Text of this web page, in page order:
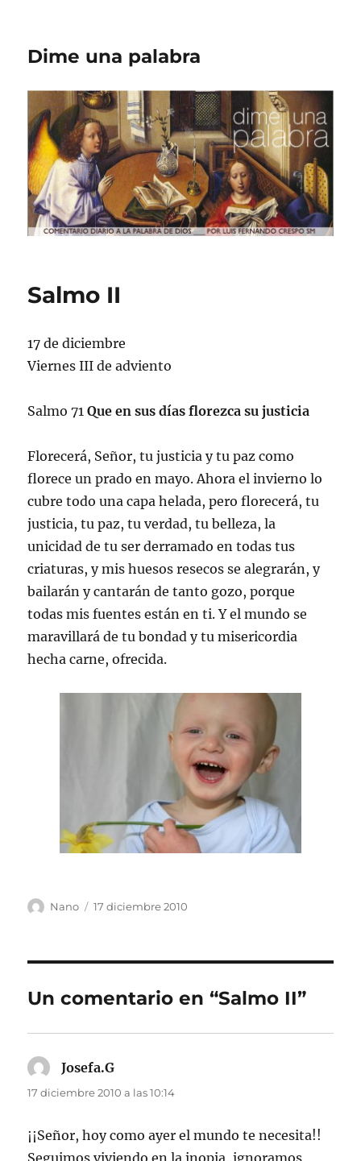
Dime una palabra
Salmo II
17 de diciembre
Viernes III de adviento
Salmo 71Que en sus días florezca su justicia
Florecerá, Señor, tu justicia y tu paz como
florece un prado en mayo. Ahora el invierno lo
cubre todo una capa helada, pero florecerá, tu
justicia, tu paz, tu verdad, tu belleza, la
unicidad de tu ser derramado en todas tus
criaturas, y mis huesos resecos se alegrarán, y
bailarán y cantarán de tanto gozo, porque
todas mis fuentes están en ti. Y el mundo se
maravillará de tu bondad y tu misericordia
hecha carne, ofrecida.
Autor
Nano
Publicado
17 diciembre 2010
Un comentario en “Salmo II”
Josefa.G
17 diciembre 2010 a las 10:14
¡¡Señor, hoy como ayer el mundo te necesita!!
Seguimos viviendo en la inopia, ignoramos